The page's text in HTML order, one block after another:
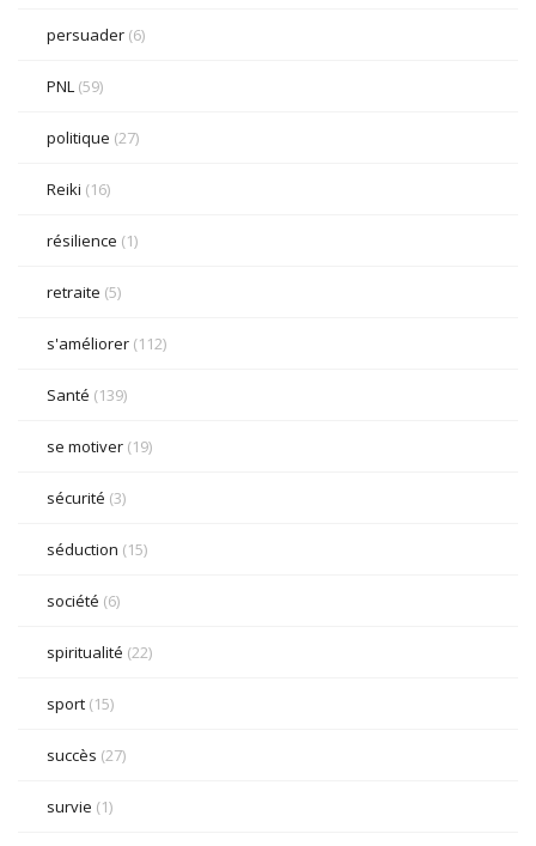
persuader (6)
PNL (59)
politique (27)
Reiki (16)
résilience (1)
retraite (5)
s'améliorer (112)
Santé (139)
se motiver (19)
sécurité (3)
séduction (15)
société (6)
spiritualité (22)
sport (15)
succès (27)
survie (1)